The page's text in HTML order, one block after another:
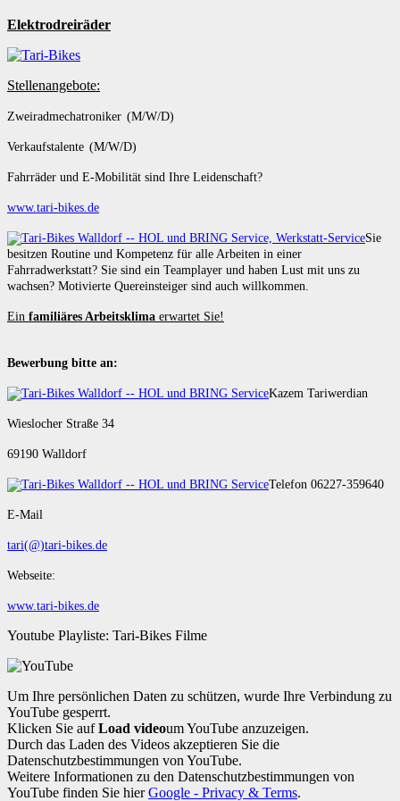
Elektrodreiräder
Stellenangebote:
Zweiradmechatroniker (M/W/D)
Verkaufstalente (M/W/D)
Fahrräder und E-Mobilität sind Ihre Leidenschaft?
www.tari-bikes.de
Sie
besitzen Routine und Kompetenz für alle Arbeiten in einer
Fahrradwerkstatt? Sie sind ein Teamplayer und haben Lust mit uns zu
wachsen? Motivierte Quereinsteiger sind auch willkommen.
Ein familiäres Arbeitsklima erwartet Sie!
Bewerbung bitte an:
Kazem Tariwerdian
Wieslocher Straße 34
69190 Walldorf
Telefon 06227-359640
E-Mail
tari(@)tari-bikes.de
Webseite:
www.tari-bikes.de
Youtube Playliste: Tari-Bikes Filme
Um Ihre persönlichen Daten zu schützen, wurde Ihre Verbindung zu
YouTube gesperrt.
Klicken Sie aufLoad videoum YouTube anzuzeigen.
Durch das Laden des Videos akzeptieren Sie die
Datenschutzbestimmungen von YouTube.
Weitere Informationen zu den Datenschutzbestimmungen von
YouTube finden Sie hierGoogle - Privacy & Terms.